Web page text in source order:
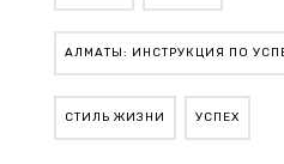
АЛМАТЫ: ИНСТРУКЦИЯ ПО
СТИЛЬ ЖИЗНИ УСПЕХ